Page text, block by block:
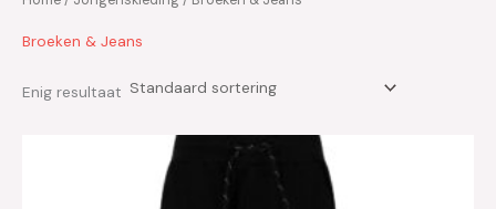
Broeken & Jeans
Enig resultaat